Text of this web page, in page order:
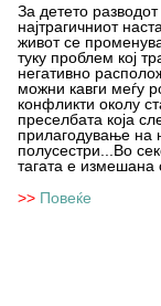
За детето
најтрагичниот
живот се
туку проблем кој
негативно
можни кавги меѓу
конфликти околу
преселбата која
прилагодување на
полусестри...Во
тагата е измешана
>> Повеќе